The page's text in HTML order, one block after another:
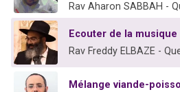
Rav Aharon SABBAH -
Ecouter de la musique
Rav Freddy ELBAZE -
Mélange viande-